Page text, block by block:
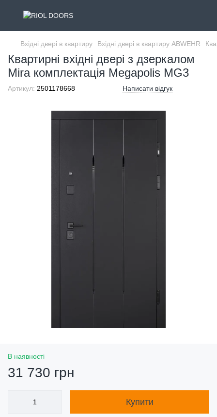
Вхідні двері в квартиру Вхідні двері в квартиру ABWEHR
Квартирні вхідні двері з дзеркалом
Mira комплектація Megapolis MG3
Артикул: 2501178668 Написати відгук
В наявності
31 730 грн
Купити